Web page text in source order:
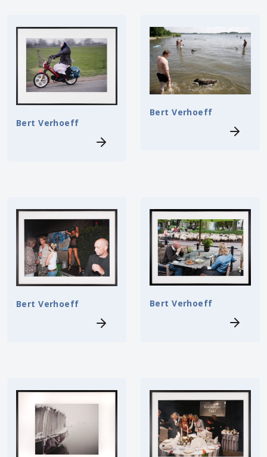
Bert Verhoeff
Bert Verhoeff
Bert Verhoeff Bert Verhoeff